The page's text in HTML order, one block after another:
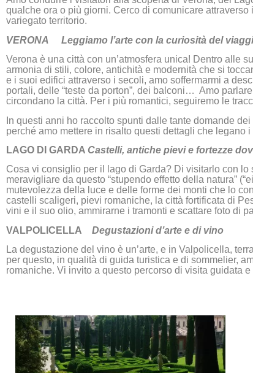
qualche ora o più giorni. Cerco di comunicare
variegato territorio.
VERONA Leggiamo l’arte con la curiosità del
Verona è una città con un’atmosfera unica! Dentro alle
armonia di stili, colore, antichità e modernità che si
e i suoi edifici attraverso i secoli, amo soffermarmi a
portali, delle “teste da porton”, dei balconi… Amo
circondano la città. Per i più romantici, seguiremo le
In questi anni ho raccolto spunti dalle tante domande
perché amo mettere in risalto questi dettagli che
LAGO DI GARDA Castelli, antiche pievi e fortezze
Cosa vi consiglio per il lago di Garda? Di visitarlo con
meravigliare da questo “stupendo effetto della natura”
mutevolezza della luce e delle forme dei monti che lo
castelli scaligeri, pievi romaniche, la città fortificata di
vini e il suo olio, ammirarne i tramonti e scattare foto di
VALPOLICELLA Degustazioni d’arte e di vino
La degustazione del vino è un’arte, e in Valpolicella,
per questo, in qualità di guida turistica e di sommelier,
romaniche. Vi invito a questo percorso di visita guidata